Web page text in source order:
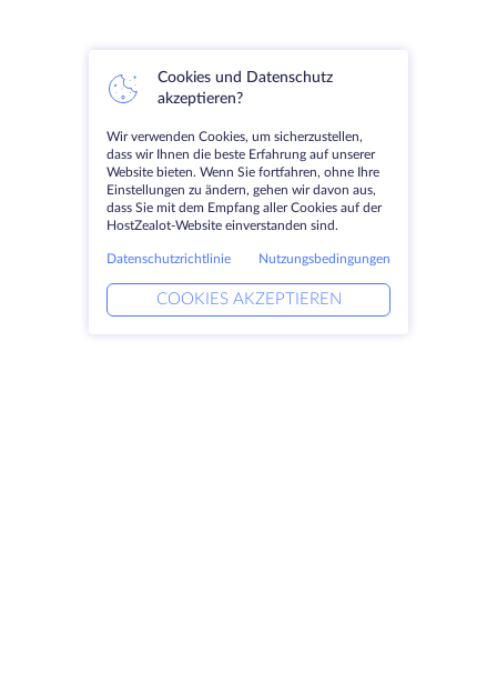
Cookies und Datenschutz
akzeptieren?
Wir verwenden Cookies, um sicherzustellen,
dass wir Ihnen die beste Erfahrung auf unserer
Website bieten. Wenn Sie fortfahren, ohne Ihre
Einstellungen zu ändern, gehen wir davon aus,
dass Sie mit dem Empfang aller Cookies auf der
HostZealot-Website einverstanden sind.
Datenschutzrichtlinie Nutzungsbedingungen
COOKIES AKZEPTIEREN